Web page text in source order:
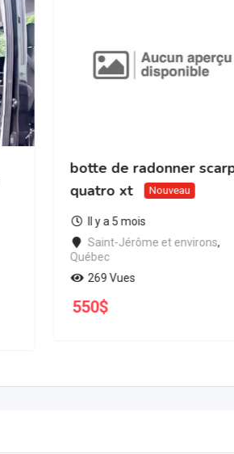
botte de radonner
quatro xt
Nouveau
Il y a 5 mois
Saint-Jérôme et environs,
Québec
269 Vues
550$